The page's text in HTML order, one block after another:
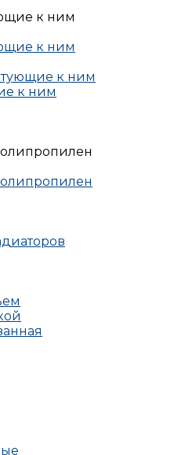
к ним
к ним
к ним
к ним